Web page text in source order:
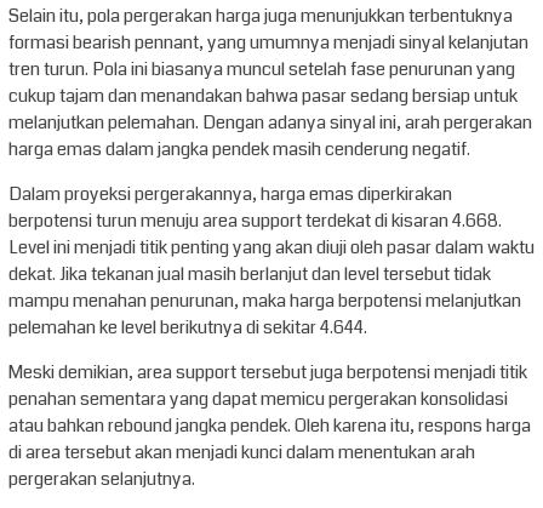
Selain itu, pola pergerakan harga juga menunjukkan terbentuknya
formasi bearish pennant, yang umumnya menjadi sinyal kelanjutan
tren turun. Pola ini biasanya muncul setelah fase penurunan yang
cukup tajam dan menandakan bahwa pasar sedang bersiap untuk
melanjutkan pelemahan. Dengan adanya sinyal ini, arah pergerakan
harga emas dalam jangka pendek masih cenderung negatif.
Dalam proyeksi pergerakannya, harga emas diperkirakan
berpotensi turun menuju area support terdekat di kisaran 4.668.
Level ini menjadi titik penting yang akan diuji oleh pasar dalam waktu
dekat. Jika tekanan jual masih berlanjut dan level tersebut tidak
mampu menahan penurunan, maka harga berpotensi melanjutkan
pelemahan ke level berikutnya di sekitar 4.644.
Meski demikian, area support tersebut juga berpotensi menjadi titik
penahan sementara yang dapat memicu pergerakan konsolidasi
atau bahkan rebound jangka pendek. Oleh karena itu, respons harga
di area tersebut akan menjadi kunci dalam menentukan arah
pergerakan selanjutnya.